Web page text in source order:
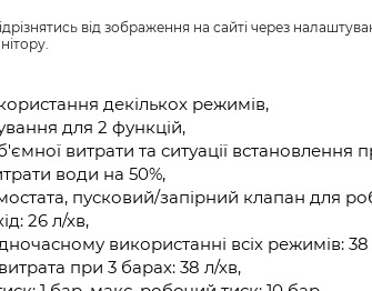
від зображення на сайті через
декількох режимів,
для 2 функцій,
витрати та ситуації встановлення
води на 50%,
пусковий/запірний клапан для
26 л/хв,
використанні всіх режимів: 38
при 3 барах: 38 л/хв,